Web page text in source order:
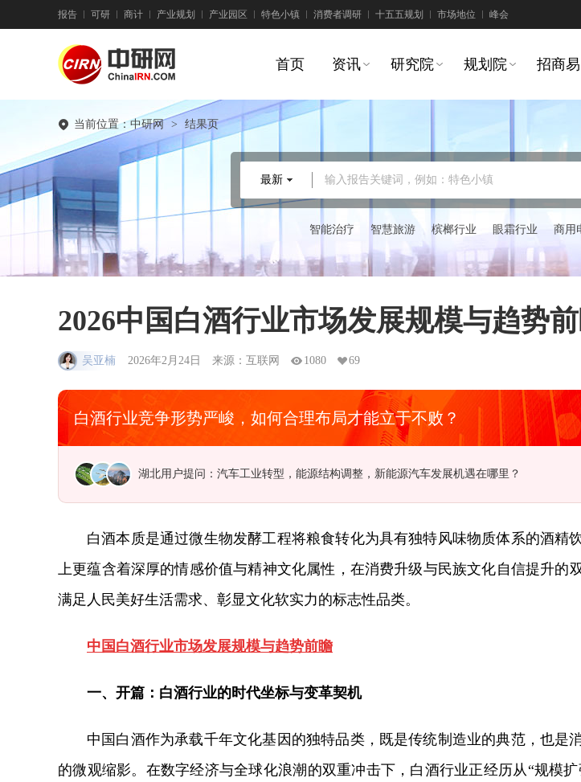
报告 可研 商计 产业规划 产业园区 特色小镇 消费者调研 十五五规划 市场地位 峰会
首页 资讯 研究院 规划院 招商易
当前位置：中研网 > 结果页
输入报告关键词，例如：特色小镇
最新
智能治疗 智慧旅游 槟榔行业 眼霜行业 商用
2026中国白酒行业市场发展规模与趋势
吴亚楠 2026年2月24日 来源：互联网 1080 69
白酒行业竞争形势严峻，如何合理布局才能立于不败？
湖北用户提问：汽车工业转型，能源结构调整，新能源汽车发展机遇在哪里？
江西用户提问：稀土行业发展现状如何，怎么推动稀土产业高质量发展？
白酒本质是通过微生物发酵工程将粮食转化为具有独特风味物质体系的酒精
上更蕴含着深厚的情感价值与精神文化属性，在消费升级与民族文化自信提升的
满足人民美好生活需求、彰显文化软实力的标志性品类。
中国白酒行业市场发展规模与趋势前瞻
一、开篇：白酒行业的时代坐标与变革契机
中国白酒作为承载千年文化基因的独特品类，既是传统制造业的典范，也是
的微观缩影。在数字经济与全球化浪潮的双重冲击下，白酒行业正经历从“规模扩